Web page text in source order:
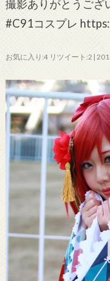
撮影ありがとうござ
#C91コスプレ
お気に入り:4 リツイート:2 |